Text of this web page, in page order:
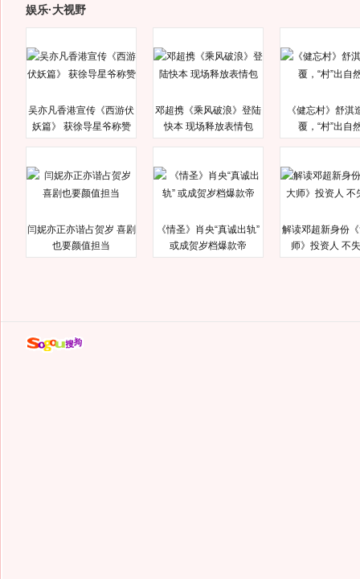
娱乐·大视野
吴亦凡香港宣传《西游伏
妖篇》 获徐导星爷称赞
邓超携《乘风破浪》登陆
快本 现场释放表情包
《健忘村》舒淇
覆，“村”出自
闫妮亦正亦谐占贺岁 喜剧
也要颜值担当
《情圣》肖央“真诚出轨”
或成贺岁档爆款帝
解读邓超新身份
师》投资人 不